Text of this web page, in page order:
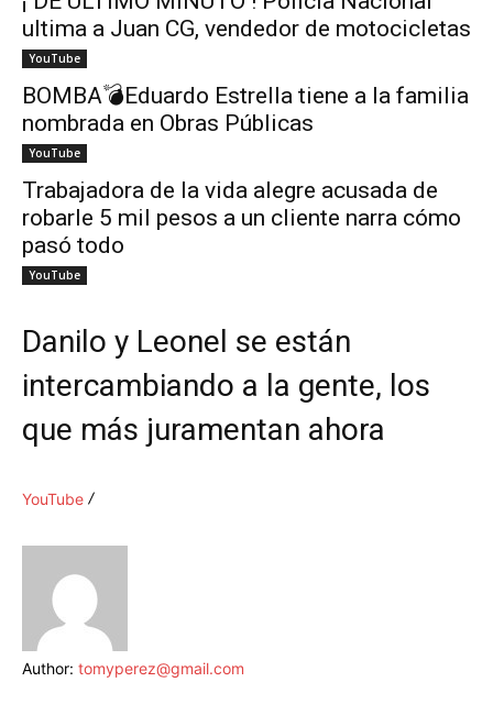
ultima a Juan CG, vendedor de motocicletas
YouTube
BOMBA💣Eduardo Estrella tiene a la familia
nombrada en Obras Públicas
YouTube
Trabajadora de la vida alegre acusada de
robarle 5 mil pesos a un cliente narra cómo
pasó todo
YouTube
Danilo y Leonel se están
intercambiando a la gente, los
que más juramentan ahora
YouTube
Author: tomyperez@gmail.com